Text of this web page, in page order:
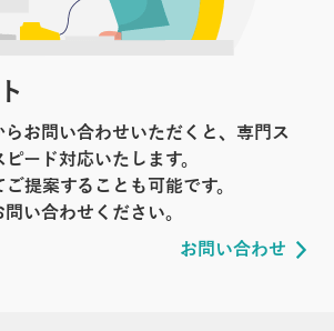
らお問い合わせいただくと、専門ス
ード対応いたします。
提案することも可能です。
い合わせください。
お問い合わせ